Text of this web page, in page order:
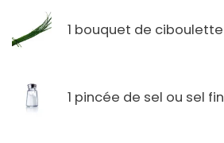
1 bouquet de ciboulette
1 pincée de sel ou sel fin